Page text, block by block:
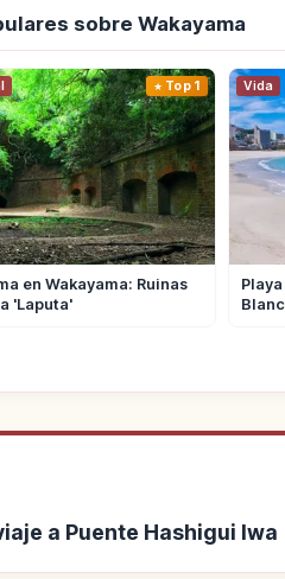
sobre Wakayama
Top 1
en Wakayama: Ruinas
'Laputa'
Vida
a Puente Hashigui Iwa